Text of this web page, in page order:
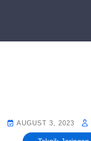
AUGUST 3, 2023